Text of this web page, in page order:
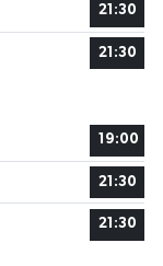
21:30
21:30
19:00
21:30
21:30